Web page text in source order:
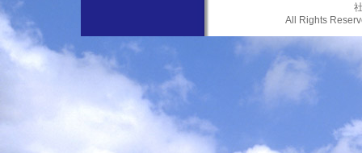
All Rights